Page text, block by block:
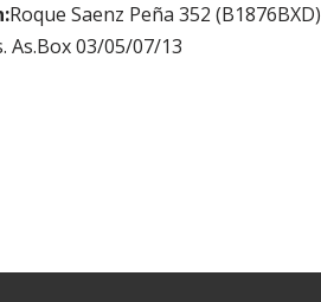
Roque Saenz Peña 352 (B1876BXD)
As.Box 03/05/07/13